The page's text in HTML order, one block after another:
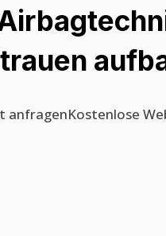
anfragenKostenlose